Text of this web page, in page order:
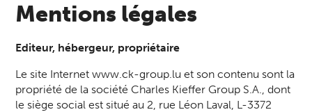
Mentions légales
Editeur, hébergeur, propriétaire
Le site Internetwww.ck-group.lu et son contenu sont la
propriété de la société Charles Kieffer Group S.A., dont
le siège social est situé au 2, rue Léon Laval, L-3372